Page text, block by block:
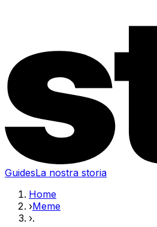
GuidesLa nostra storia
Home
›Meme
›.